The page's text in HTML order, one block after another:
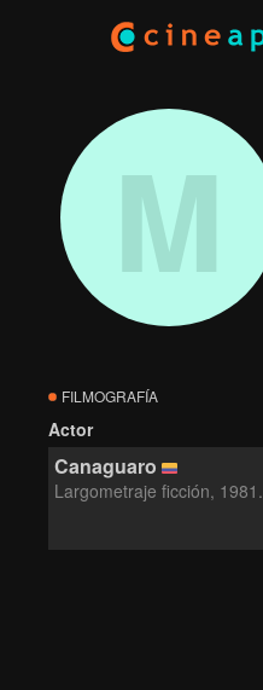
M
FILMOGRAFÍA
Actor
Canaguaro
Largometraje ficción, 1981.